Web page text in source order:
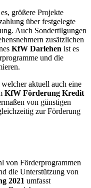
größere Projekte
über festgelegte
Auch Sondertilgungen
zusätzlichen
KfW Darlehen ist es
und die
aktuell auch eine
KfW Förderung Kredit
von günstigen
zur Förderung
von Förderprogrammen
die Unterstützung von
2021 umfasst